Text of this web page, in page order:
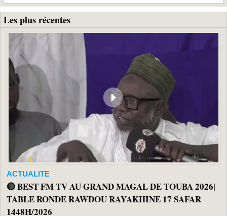
Les plus récentes
ACTUALITE
🔴 BEST FM TV AU GRAND MAGAL DE TOUBA 2026|
TABLE RONDE RAWDOU RAYAKHINE 17 SAFAR
1448H/2026